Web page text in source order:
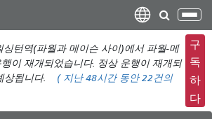
컨
텐
츠
건
탐
색
메
뉴
전
환
싱턴역(파월과 메이슨 사이)에서 파월-메
이 재개되었습니다. 정상 운행이 재개되
상됩니다.
( 지난 48시간 동안22건의
구
독
하
다